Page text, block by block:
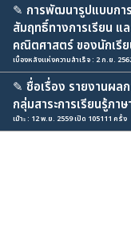
✎ การพัฒนารูปแบบก
สัมฤทธิ์ทางการเรียน แ
คณิตศาสตร์ ของนักเรี
เบื้องหลังแห่งความสำเร็จ : 2 ก.ย.
✎ ชื่อเรื่อง รายงานผล
กลุ่มสาระการเรียนรู้ภา
เม๊าะ : 12 พ.ย. 2559 เปิด 105111 ครั้ง